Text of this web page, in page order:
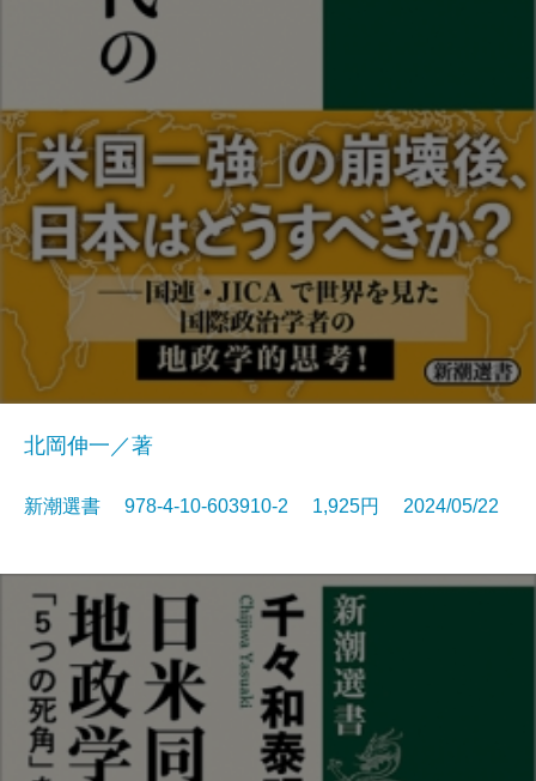
北岡伸一／著
新潮選書 978-4-10-603910-2 1,925円 2024/05/22